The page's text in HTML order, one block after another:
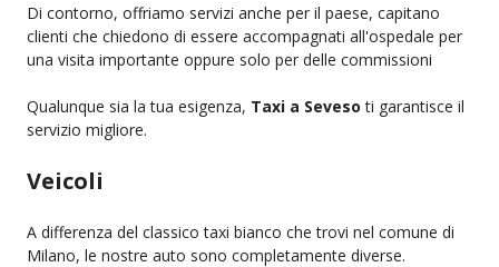
Di contorno, offriamo servizi anche per il paese, capitano
clienti che chiedono di essere accompagnati all'ospedale per
una visita importante oppure solo per delle commissioni
Qualunque sia la tua esigenza, Taxi a Seveso ti garantisce il
servizio migliore.
Veicoli
A differenza del classico taxi bianco che trovi nel comune di
Milano, le nostre auto sono completamente diverse.